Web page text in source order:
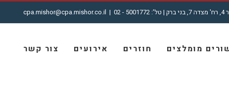
|
cpa.mishor@cpa.mishor.co.il
מומלצים חוזרים אירועים צור קשר